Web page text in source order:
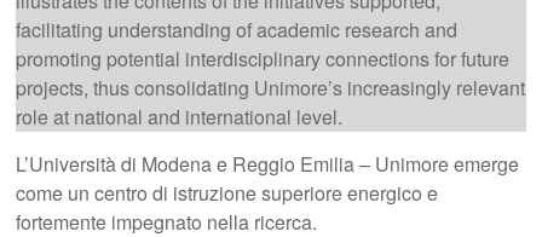
facilitating understanding of academic research and
promoting potential interdisciplinary connections for future
projects, thus consolidating Unimore’s increasingly relevant
role at national and international level.
L’Università di Modena e Reggio Emilia – Unimore emerge
come un centro di istruzione superiore energico e
fortemente impegnato nella ricerca.